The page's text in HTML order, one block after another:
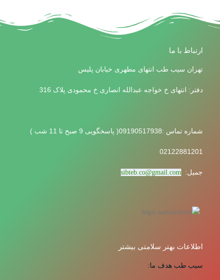
ارتباط با ما
تهران سیب طب انتهای مطهری خیابان پلیس
دفتر: انتهای خ خواجه عبدالله انصاری خ محمودی پلاک 316
شماره تماس :09190517938( پاسخگویی 9 صبح تا 11 شب )
02122881201
جمیل: sibteb.co@gmail.com
اطلاعات بهتر سلامتی بیشتر
سیب طب هدف ما: